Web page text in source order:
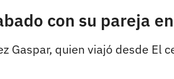
con su pareja
Gaspar, quien viajó desde El